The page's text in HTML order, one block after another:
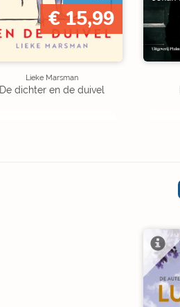
€ 15,99
Lieke Marsman
De dichter en de duivel